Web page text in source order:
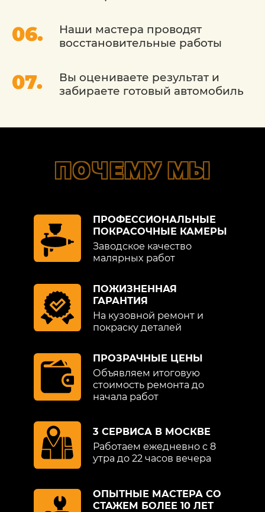
сохранить его внешний вид и ценность,
что позволит вам наслаждаться
Наши мастера проводят
восстановительные работы
Вы оцениваете результат и
забираете готовый автомобиль
ПОЧЕМУ МЫ
ПРОФЕССИОНАЛЬНЫЕ
ПОКРАСОЧНЫЕ КАМЕРЫ
Заводское качество
малярных работ
ПОЖИЗНЕННАЯ
ГАРАНТИЯ
На кузовной ремонт и
покраску деталей
ПРОЗРАЧНЫЕ ЦЕНЫ
Объявляем итоговую
стоимость ремонта до
начала работ
3 СЕРВИСА В МОСКВЕ
Работаем ежедневно с 8
утра до 22 часов вечера
ОПЫТНЫЕ МАСТЕРА СО
СТАЖЕМ БОЛЕЕ 10 ЛЕТ